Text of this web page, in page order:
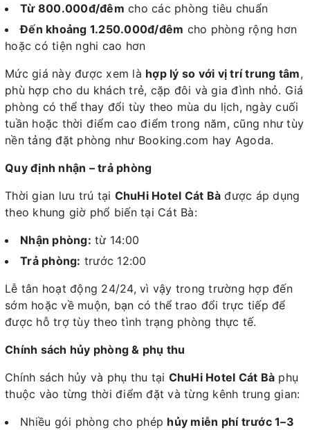
Từ 800.000đ/đêm cho các phòng tiêu chuẩn
Đến khoảng 1.250.000đ/đêm cho phòng rộng hơn
hoặc có tiện nghi cao hơn
Mức giá này được xem là hợp lý so với vị trí trung tâm,
phù hợp cho du khách trẻ, cặp đôi và gia đình nhỏ. Giá
phòng có thể thay đổi tùy theo mùa du lịch, ngày cuối
tuần hoặc thời điểm cao điểm trong năm, cũng như tùy
nền tảng đặt phòng như Booking.com hay Agoda.
Quy định nhận – trả phòng
Thời gian lưu trú tại ChuHi Hotel Cát Bà được áp dụng
theo khung giờ phổ biến tại Cát Bà:
Nhận phòng: từ 14:00
Trả phòng: trước 12:00
Lễ tân hoạt động 24/24, vì vậy trong trường hợp đến
sớm hoặc về muộn, bạn có thể trao đổi trực tiếp để
được hỗ trợ tùy theo tình trạng phòng thực tế.
Chính sách hủy phòng & phụ thu
Chính sách hủy và phụ thu tại ChuHi Hotel Cát Bà phụ
thuộc vào từng thời điểm đặt và từng kênh trung gian:
Nhiều gói phòng cho phép hủy miễn phí trước 1–3